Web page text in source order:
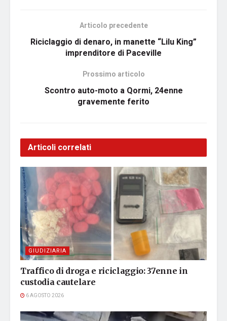
Articolo precedente
Riciclaggio di denaro, in manette “Lilu King”
imprenditore di Paceville
Prossimo articolo
Scontro auto-moto a Qormi, 24enne
gravemente ferito
Articoli correlati
GIUDIZIARIA
Traffico di droga e riciclaggio: 37enne in
custodia cautelare
6 AGOSTO 2026